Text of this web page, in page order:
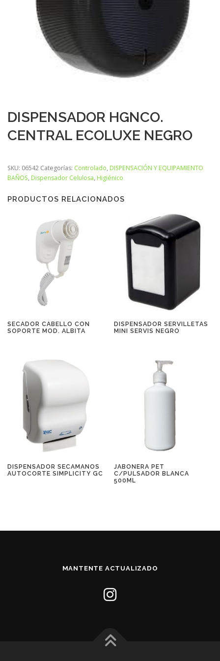
DISPENSADOR HGNCO.
CENTRAL ECOLUXE NEGRO
SKU: 06542 Categorías: Controlado, DISPENSACIÓN Y EQUIPAMIENTO
BAÑOS, Dispensador Celulosa, Higiénico
PRODUCTOS RELACIONADOS
SECADOR CABELLO CON
SOPORTE MOD. ALBITA
DISPENSADOR SERVILLETAS
MINI SERVIS NEGRO
DISPENSADOR SECAMANOS
AUTOCORTE SIMPLICITY GC
JABONERA PET
C/PULSADOR BLANCA
500ML
MANTENTE ACTUALIZADO